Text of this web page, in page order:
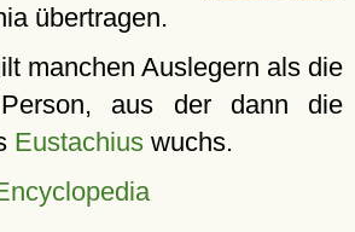
übertragen.
manchen Auslegern als die
Person, aus der dann die
Eustachiuswuchs.